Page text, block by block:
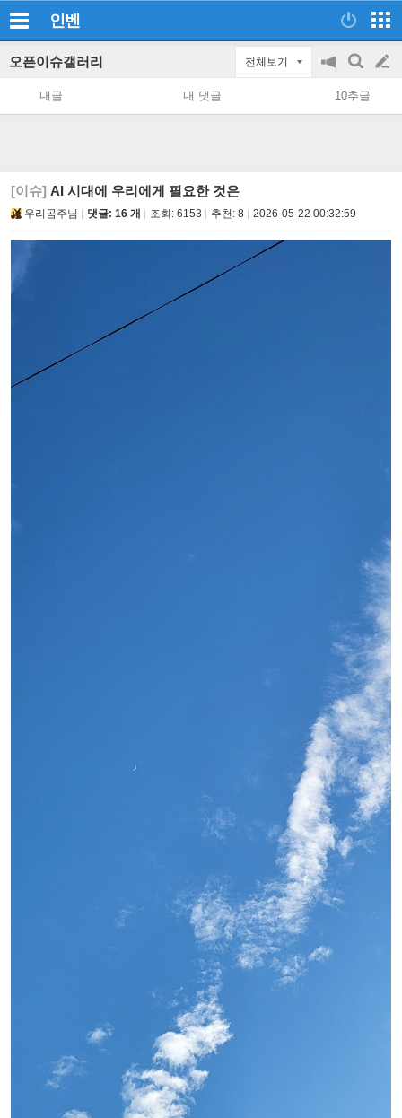
인벤
오픈이슈갤러리 전체보기
공
지
on/off
검
색
글
쓰
내글 내 댓글 10추글
[이슈] AI 시대에 우리에게 필요한 것은
우리곰주님 댓글: 16 개 조회: 6153 추천: 8 2026-05-22 00:32:59